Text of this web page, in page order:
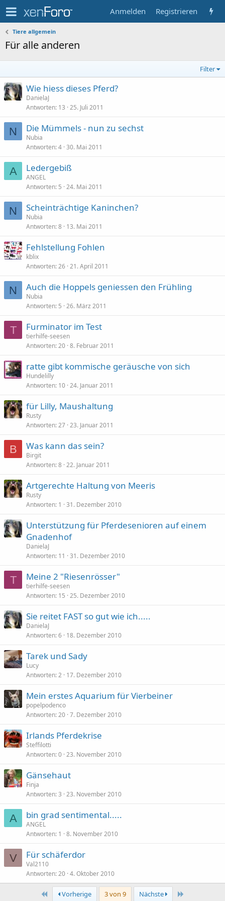
Anmelden Registrieren
Tiere allgemein
Für alle anderen
Filter
Wie hiess dieses Pferd?
DanielaJ
Antworten 13 25. Juli 2011
N Die Mümmels - nun zu sechst
Nubia
Antworten 4 30. Mai 2011
A Ledergebiß
ANGEL
Antworten 5 24. Mai 2011
N Scheinträchtige Kaninchen?
Nubia
Antworten 8 13. Mai 2011
Fehlstellung Fohlen
kblix
Antworten 26 21. April 2011
N Auch die Hoppels geniessen den Frühling
Nubia
Antworten 5 26. März 2011
T Furminator im Test
tierhilfe-seesen
Antworten 20 8. Februar 2011
ratte gibt kommische geräusche von sich
Hundelilly
Antworten 10 24. Januar 2011
für Lilly, Maushaltung
Rusty
Antworten 27 23. Januar 2011
B Was kann das sein?
Birgit
Antworten 8 22. Januar 2011
Artgerechte Haltung von Meeris
Rusty
Antworten 1 31. Dezember 2010
Unterstützung für Pferdesenioren auf einem
Gnadenhof
DanielaJ
Antworten 11 31. Dezember 2010
T Meine 2 "Riesenrösser"
tierhilfe-seesen
Antworten 15 25. Dezember 2010
Sie reitet FAST so gut wie ich.....
DanielaJ
Antworten 6 18. Dezember 2010
Tarek und Sady
Lucy
Antworten 2 17. Dezember 2010
Mein erstes Aquarium für Vierbeiner
popelpodenco
Antworten 20 7. Dezember 2010
Irlands Pferdekrise
Steffilotti
Antworten 0 23. November 2010
Gänsehaut
Finja
Antworten 3 23. November 2010
A bin grad sentimental.....
ANGEL
Antworten 1 8. November 2010
V Für schäferdor
Val2110
Antworten 20 4. Oktober 2010
ErsteVorherige 3 von 9 Nächste